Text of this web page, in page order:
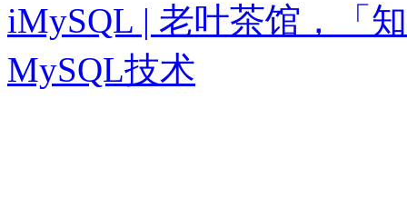
iMySQL | 老叶茶馆，「
MySQL技术